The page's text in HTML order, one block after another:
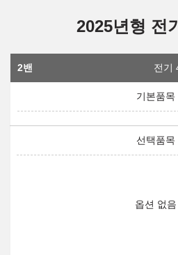
2025년형 전기
2밴 전기
옵션 없음